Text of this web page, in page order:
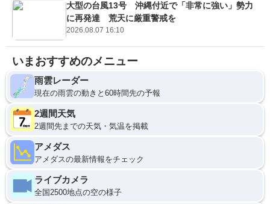
大型の台風13号 沖縄付近で「非常に強い」勢力
に再発達 荒天に厳重警戒を
2026.08.07 16:10
いまおすすめのメニュー
雨雲レーダー
現在の雨雲の動きと60時間先の予報
2週間天気
2週間先までの天気・気温を掲載
アメダス
アメダスの最新情報をチェック
ライブカメラ
全国2500地点の空の様子